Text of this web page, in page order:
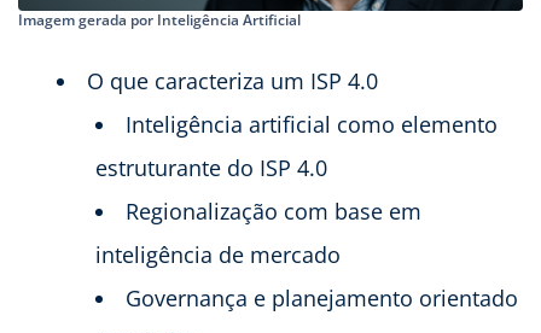
Imagem gerada por Inteligência Artificial
O que caracteriza um ISP 4.0
Inteligência artificial como elemento
estruturante do ISP 4.0
Regionalização com base em
inteligência de mercado
Governança e planejamento orientado